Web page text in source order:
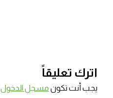
اترك تعليقاً
يجب أنت تكون مسجل الدخول